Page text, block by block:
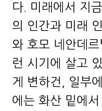
다. 미래에서 지
의 인간과 미래
와 호모 네안데
런 시기에 살고
게 변하건, 일부
에는 화산 밑에